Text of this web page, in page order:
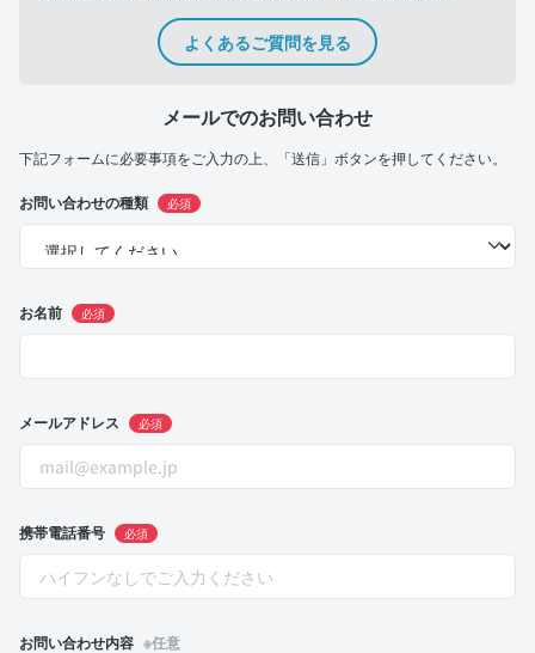
よくあるご質問を見る
メールでのお問い合わせ
下記フォームに必要事項をご入力の上、「送信」ボタンを押してください。
お問い合わせの種類 必須
お名前 必須
メールアドレス 必須
携帯電話番号 必須
お問い合わせ内容 ※任意